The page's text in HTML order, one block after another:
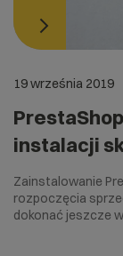
19 września 2019
instalacji
Zainstalowanie
rozpoczęcia
dokonać jeszcze